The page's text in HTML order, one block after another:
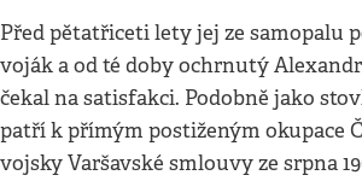
Před pětatřiceti lety jej ze samopalu
voják a od té doby ochrnutý Alexandr
čekal na satisfakci. Podobně jako
patří k přímým postiženým okupace
vojsky Varšavské smlouvy ze srpna